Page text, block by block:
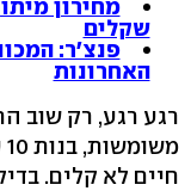
שקלים
פנצ'ר:
האחרונות
רגע רגע, רק שוב
חיים לא קלים.